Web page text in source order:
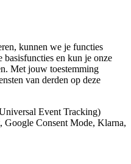
kunnen we je functies
basisfuncties en kun je onze
Met jouw toestemming
van derden op deze
Event Tracking)
Google Consent Mode, Klarna,